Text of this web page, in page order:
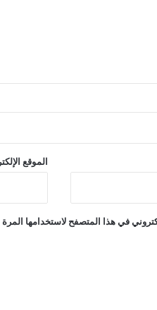
الموقع
في هذا المتصفح لاستخدامها